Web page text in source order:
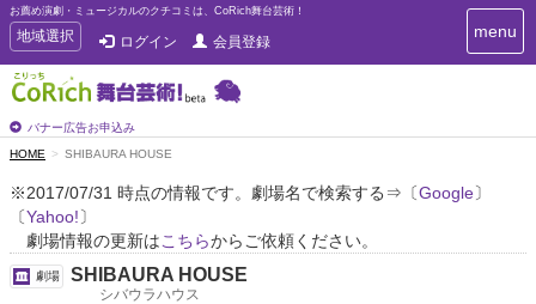
お薦め演劇・ミュージカルのクチコミは、CoRich舞台芸術！
T
o
g
g
e
n
v
a
t
地域選択 ログイン 会員登録
バナー広告お申込み
T
o
a
menu
HOME SHIBAURA HOUSE
※2017/07/31 時点の情報です。劇場名で検索する⇒〔Google〕
〔Yahoo!〕
劇場情報の更新はこちらからご依頼ください。
劇場 SHIBAURA HOUSE
シバウラハウス